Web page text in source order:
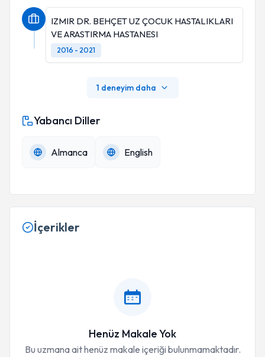
IZMIR DR. BEHÇET UZ ÇOCUK HASTALIKLARI
VE ARASTIRMA HASTANESI
2016 - 2021
1 deneyim daha
Yabancı Diller
Almanca English
İçerikler
Henüz Makale Yok
Bu uzmana ait henüz makale içeriği bulunmamaktadır.